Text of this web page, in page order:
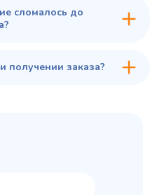
сломалось до
получении заказа?